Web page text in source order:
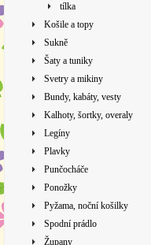
tílka
Košile a topy
Sukně
Šaty a tuniky
Svetry a mikiny
Bundy, kabáty, vesty
Kalhoty, šortky, overaly
Legíny
Plavky
Punčocháče
Ponožky
Pyžama, noční košilky
Spodní prádlo
Župany